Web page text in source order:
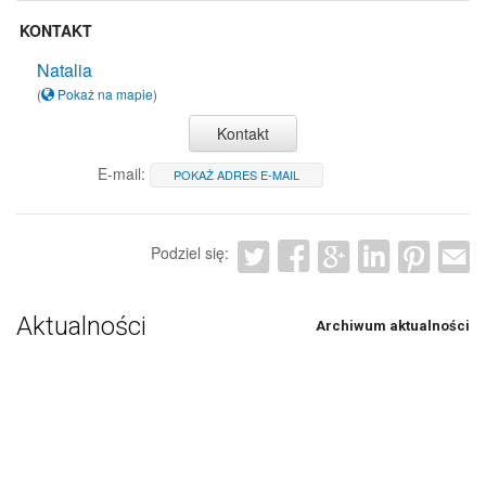
KONTAKT
Natalia
( Pokaż na mapie)
Kontakt
E-mail:
POKAŻ ADRES E-MAIL
Podziel się:
Aktualności Archiwum aktualności